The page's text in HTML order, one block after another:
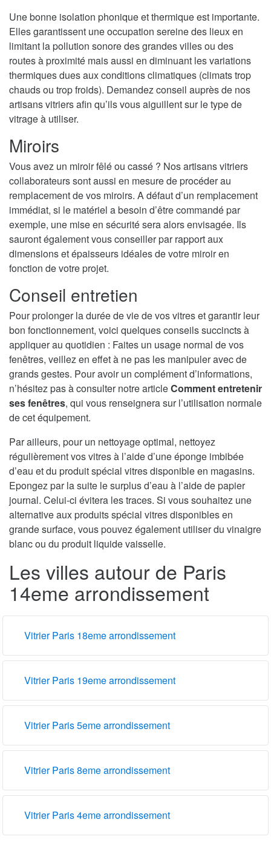
Une bonne isolation phonique et thermique est importante.
Elles garantissent une occupation sereine des lieux en
limitant la pollution sonore des grandes villes ou des
routes à proximité mais aussi en diminuant les variations
thermiques dues aux conditions climatiques (climats trop
chauds ou trop froids). Demandez conseil auprès de nos
artisans vitriers afin qu’ils vous aiguillent sur le type de
vitrage à utiliser.
Miroirs
Vous avez un miroir fêlé ou cassé ? Nos artisans vitriers
collaborateurs sont aussi en mesure de procéder au
remplacement de vos miroirs. A défaut d’un remplacement
immédiat, si le matériel a besoin d’être commandé par
exemple, une mise en sécurité sera alors envisagée. Ils
sauront également vous conseiller par rapport aux
dimensions et épaisseurs idéales de votre miroir en
fonction de votre projet.
Conseil entretien
Pour prolonger la durée de vie de vos vitres et garantir leur
bon fonctionnement, voici quelques conseils succincts à
appliquer au quotidien : Faites un usage normal de vos
fenêtres, veillez en effet à ne pas les manipuler avec de
grands gestes. Pour avoir un complément d’informations,
n’hésitez pas à consulter notre articleComment entretenir
ses fenêtres, qui vous renseignera sur l’utilisation normale
de cet équipement.
Par ailleurs, pour un nettoyage optimal, nettoyez
régulièrement vos vitres à l’aide d’une éponge imbibée
d’eau et du produit spécial vitres disponible en magasins.
Epongez par la suite le surplus d’eau à l’aide de papier
journal. Celui-ci évitera les traces. Si vous souhaitez une
alternative aux produits spécial vitres disponibles en
grande surface, vous pouvez également utiliser du vinaigre
blanc ou du produit liquide vaisselle.
Les villes autour de Paris
14eme arrondissement
Vitrier Paris 18eme arrondissement
Vitrier Paris 19eme arrondissement
Vitrier Paris 5eme arrondissement
Vitrier Paris 8eme arrondissement
Vitrier Paris 4eme arrondissement